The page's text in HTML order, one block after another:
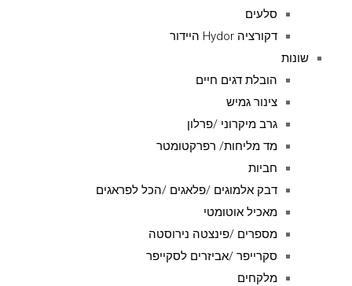
סלעים
דקורציה Hydor היידור
שונות
הובלת דגים חיים
צינור גמיש
גרב מיקרוני /פרלון
מד מליחות/ רפרקטומטר
חביות
דבק אלמוגים /פלאגים /הכל לפראגים
מאכיל אוטומטי
מספרים /פינצטה נירוסטה
סקרייפר /אביזרים לסקייפר
מלקחים